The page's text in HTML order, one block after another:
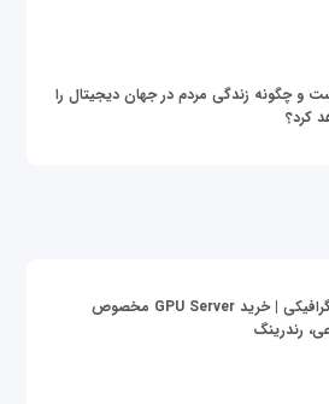
و چگونه زندگی مردم در جهان دیجیتال را
کرد؟
قیمت سرور گرافیکی | خرید GPU Server مخصوص
رندرینگ